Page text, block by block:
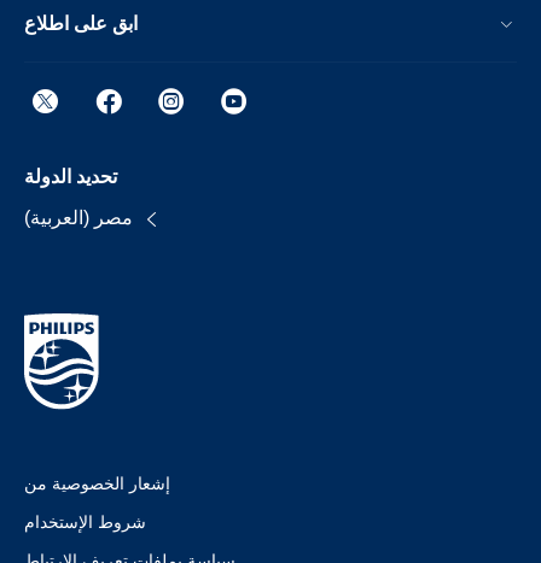
ابق على اطلاع
تحديد الدولة
إشعار الخصوصية من
شروط الإستخدام